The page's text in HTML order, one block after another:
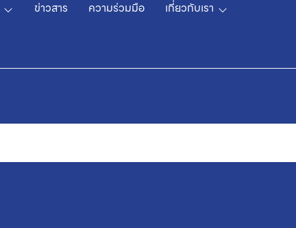
ข่าวสาร ความร่วมมือ เกี่ยวกับเรา